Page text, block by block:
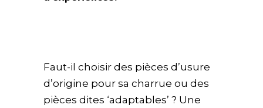
Faut-il choisir des pièces d’usure
d’origine pour sa charrue ou des
pièces dites ‘adaptables’ ? Une